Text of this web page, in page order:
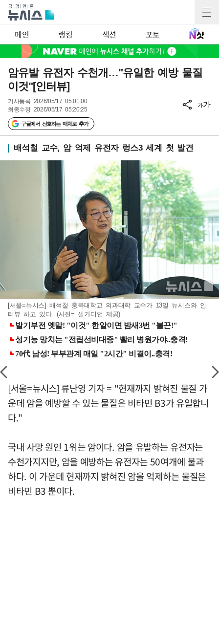
메인 랭킹 섹션 포토
암유발 유전자 수천개…"유일한 예방 물질
이것"[인터뷰]
기사등록 2026/05/17 05:01:00
최종수정 2026/05/17 05:20:25
구글에서 선호하는 매체로 추가
가가
배석철 교수, 암 억제 유전자 렁스3 세계 첫 발견
[서울=뉴시스] 배석철 충북대학교 의과대학 교수가 13일 뉴시스와 인
터뷰 하고 있다. (사진= 셀가디언 제공)
[서울=뉴시스] 류난영 기자 = "현재까지 밝혀진 물질 가
운데 암을 예방할 수 있는 물질은 비타민 B3가 유일합니
다."
국내 사망 원인 1위는 암이다. 암을 유발하는 유전자는
수천가지지만, 암을 예방하는 유전자는 50여개에 불과
하다. 이 가운데 현재까지 밝혀진 암을 억제하는 물질은
비타민 B3 뿐이다.